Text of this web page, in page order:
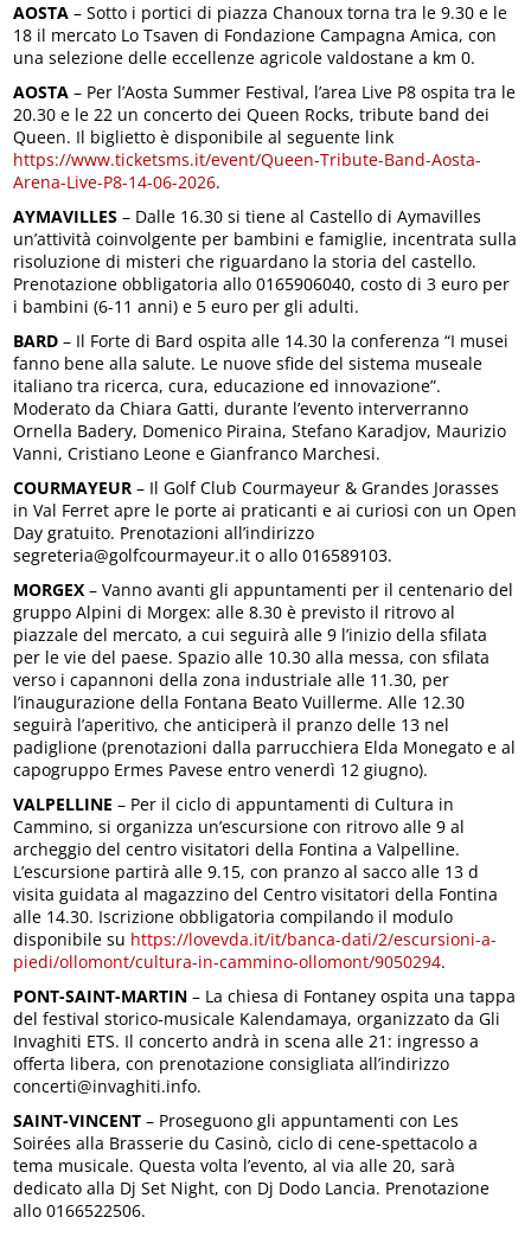
AOSTA – Sotto i portici di piazza Chanoux torna tra le 9.30 e le
18 il mercato Lo Tsaven di Fondazione Campagna Amica, con
una selezione delle eccellenze agricole valdostane a km 0.
AOSTA – Per l’Aosta Summer Festival, l’area Live P8 ospita tra le
20.30 e le 22 un concerto dei Queen Rocks, tribute band dei
Queen. Il biglietto è disponibile al seguente link
https://www.ticketsms.it/event/Queen-Tribute-Band-Aosta-
Arena-Live-P8-14-06-2026.
AYMAVILLES – Dalle 16.30 si tiene al Castello di Aymavilles
un’attività coinvolgente per bambini e famiglie, incentrata sulla
risoluzione di misteri che riguardano la storia del castello.
Prenotazione obbligatoria allo 0165906040, costo di 3 euro per
i bambini (6-11 anni) e 5 euro per gli adulti.
BARD – Il Forte di Bard ospita alle 14.30 la conferenza “I musei
fanno bene alla salute. Le nuove sfide del sistema museale
italiano tra ricerca, cura, educazione ed innovazione”.
Moderato da Chiara Gatti, durante l’evento interverranno
Ornella Badery, Domenico Piraina, Stefano Karadjov, Maurizio
Vanni, Cristiano Leone e Gianfranco Marchesi.
COURMAYEUR – Il Golf Club Courmayeur & Grandes Jorasses
in Val Ferret apre le porte ai praticanti e ai curiosi con un Open
Day gratuito. Prenotazioni all’indirizzo
segreteria@golfcourmayeur.it o allo 016589103.
MORGEX – Vanno avanti gli appuntamenti per il centenario del
gruppo Alpini di Morgex: alle 8.30 è previsto il ritrovo al
piazzale del mercato, a cui seguirà alle 9 l’inizio della sfilata
per le vie del paese. Spazio alle 10.30 alla messa, con sfilata
verso i capannoni della zona industriale alle 11.30, per
l’inaugurazione della Fontana Beato Vuillerme. Alle 12.30
seguirà l’aperitivo, che anticiperà il pranzo delle 13 nel
padiglione (prenotazioni dalla parrucchiera Elda Monegato e al
capogruppo Ermes Pavese entro venerdì 12 giugno).
VALPELLINE – Per il ciclo di appuntamenti di Cultura in
Cammino, si organizza un’escursione con ritrovo alle 9 al
archeggio del centro visitatori della Fontina a Valpelline.
L’escursione partirà alle 9.15, con pranzo al sacco alle 13 d
visita guidata al magazzino del Centro visitatori della Fontina
alle 14.30. Iscrizione obbligatoria compilando il modulo
disponibile su https://lovevda.it/it/banca-dati/2/escursioni-a-
piedi/ollomont/cultura-in-cammino-ollomont/9050294.
PONT-SAINT-MARTIN – La chiesa di Fontaney ospita una tappa
del festival storico-musicale Kalendamaya, organizzato da Gli
Invaghiti ETS. Il concerto andrà in scena alle 21: ingresso a
offerta libera, con prenotazione consigliata all’indirizzo
concerti@invaghiti.info.
SAINT-VINCENT – Proseguono gli appuntamenti con Les
Soirées alla Brasserie du Casinò, ciclo di cene-spettacolo a
tema musicale. Questa volta l’evento, al via alle 20, sarà
dedicato alla Dj Set Night, con Dj Dodo Lancia. Prenotazione
allo 0166522506.